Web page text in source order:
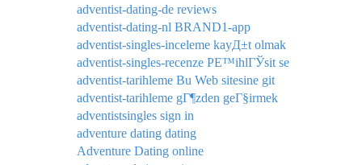
adventist-dating-de reviews
adventist-dating-nl BRAND1-app
adventist-singles-inceleme kayД±t olmak
adventist-singles-recenze PЕ™ihlГЎsit se
adventist-tarihleme Bu Web sitesine git
adventist-tarihleme gГ¶zden geГ§irmek
adventistsingles sign in
adventure dating dating
Adventure Dating online